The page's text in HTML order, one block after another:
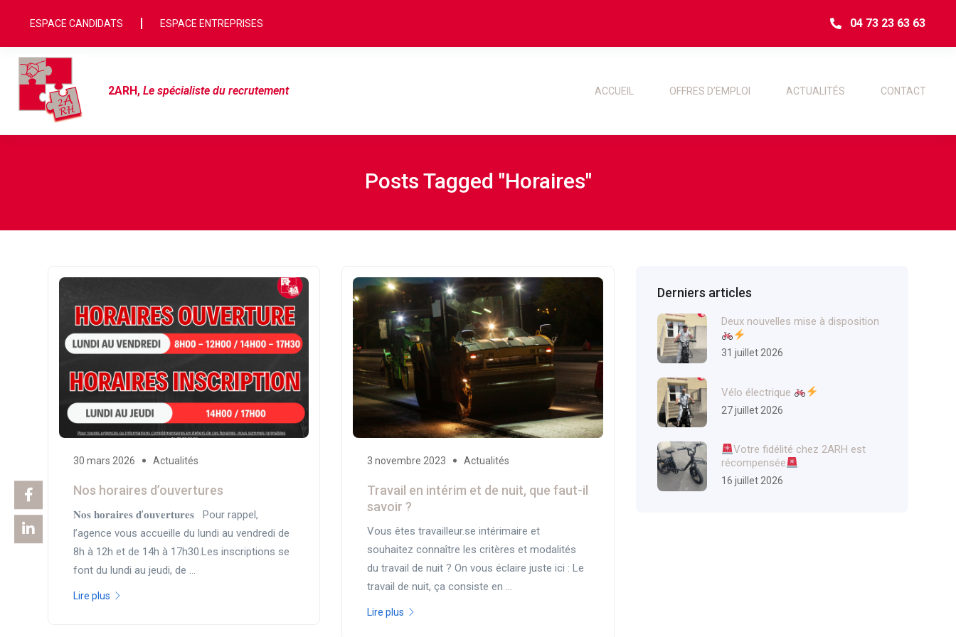
ESPACE CANDIDATS ESPACE ENTREPRISES 04 73 23 63 63
2ARH, Le spécialiste du recrutement ACCUEIL OFFRES D’EMPLOI ACTUALITÉS CONTACT
Posts Tagged "horaires"
30 mars 2026 Actualités
Nos horaires d’ouvertures
𝐍𝐨𝐬 𝐡𝐨𝐫𝐚𝐢𝐫𝐞𝐬 𝐝’𝐨𝐮𝐯𝐞𝐫𝐭𝐮𝐫𝐞𝐬 Pour rappel,
l’agence vous accueille du lundi au vendredi de
8h à 12h et de 14h à 17h30.Les inscriptions se
font du lundi au jeudi, de ...
Lire plus
3 novembre 2023 Actualités
Travail en intérim et de nuit, que faut-il
savoir ?
Vous êtes travailleur.se intérimaire et
souhaitez connaître les critères et modalités
du travail de nuit ? On vous éclaire juste ici : Le
travail de nuit, ça consiste en ...
Lire plus
Derniers articles
Deux nouvelles mise à disposition
31 juillet 2026
Vélo électrique
27 juillet 2026
Votre fidélité chez 2ARH est
récompensée
16 juillet 2026